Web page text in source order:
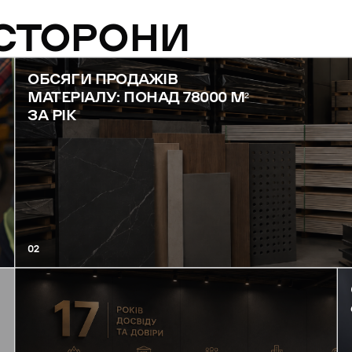
ОБСЯГИ ПРОДАЖІВ
МАТЕРІАЛУ: ПОНАД 78000 М²
ЗА РІК
02